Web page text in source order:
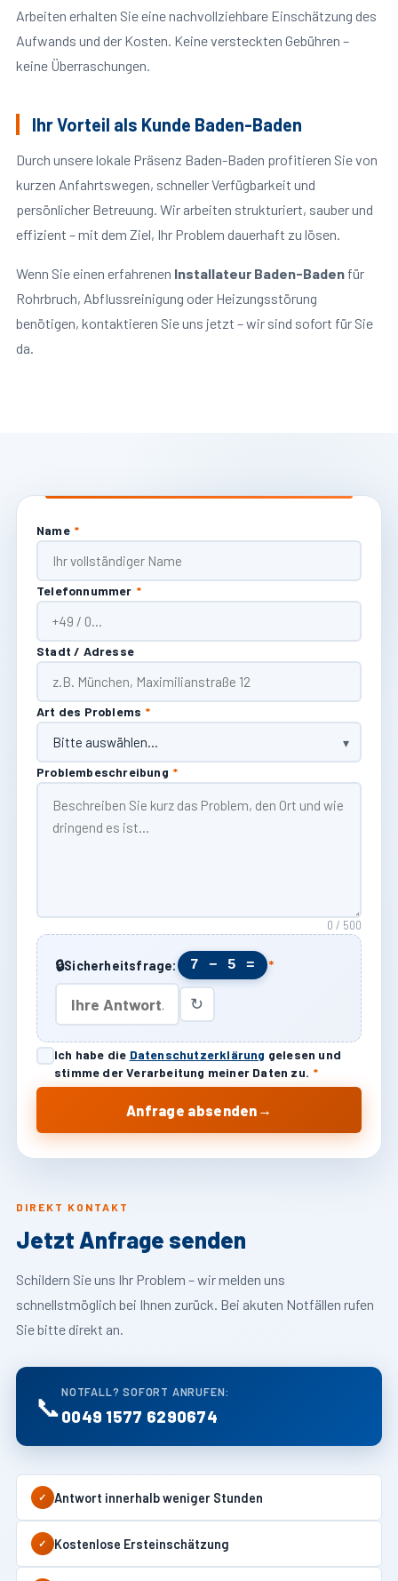
Arbeiten erhalten Sie eine nachvollziehbare Einschätzung des
Aufwands und der Kosten. Keine versteckten Gebühren –
keine Überraschungen.
Ihr Vorteil als Kunde Baden-Baden
Durch unsere lokale Präsenz Baden-Baden profitieren Sie von
kurzen Anfahrtswegen, schneller Verfügbarkeit und
persönlicher Betreuung. Wir arbeiten strukturiert, sauber und
effizient – mit dem Ziel, Ihr Problem dauerhaft zu lösen.
Wenn Sie einen erfahrenen Installateur Baden-Badenfür
Rohrbruch, Abflussreinigung oder Heizungsstörung
benötigen, kontaktieren Sie uns jetzt – wir sind sofort für Sie
da.
DIREKT KONTAKT
Jetzt Anfrage senden
Schildern Sie uns Ihr Problem – wir melden uns
schnellstmöglich bei Ihnen zurück. Bei akuten Notfällen rufen
Sie bitte direkt an.
📞 NOTFALL? SOFORT ANRUFEN:
0049 1577 6290674
✓ Antwort innerhalb weniger Stunden
✓ Kostenlose Ersteinschätzung
Name *
Telefonnummer *
Stadt / Adresse
Art des Problems *
Problembeschreibung *
0 / 500
🔒Sicherheitsfrage: 7 − 5 = *
↻
Ich habe die Datenschutzerklärung gelesen und
stimme der Verarbeitung meiner Daten zu. *
Anfrage absenden →